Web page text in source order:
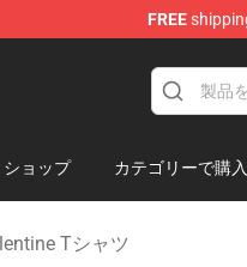
FREE
Merchandise Shop
ショップ カテゴリーで購入
Tシャツ